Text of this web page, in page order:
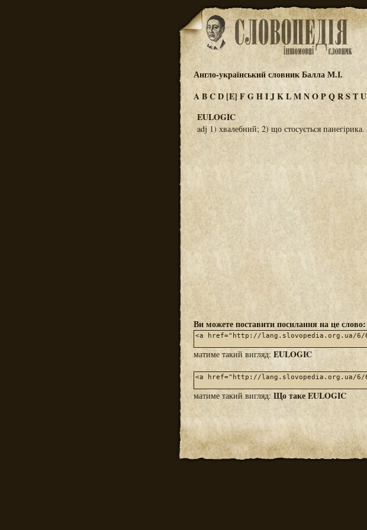
Англо-український словник Балла М.І.
ABCD [E] FGHIJKLMNOPQRSTU
EULOGIC
adj 1) хвалебний; 2) що стосується панегірика.
Ви можете поставити посилання на це слово:
матиме такий вигляд: EULOGIC
матиме такий вигляд:Що таке EULOGIC